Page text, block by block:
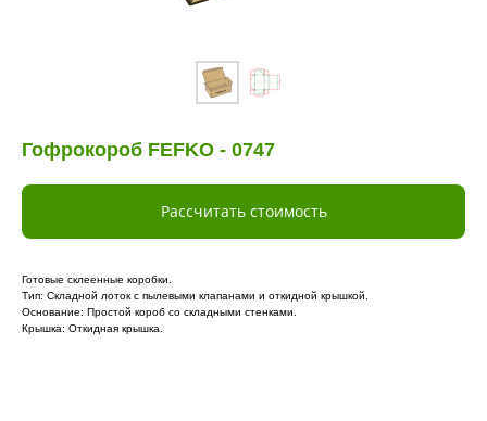
Гофрокороб FEFKO - 0747
Рассчитать стоимость
Готовые склеенные коробки.
Тип: Складной лоток с пылевыми клапанами и откидной крышкой.
Основание: Простой короб со складными стенками.
Крышка: Откидная крышка.